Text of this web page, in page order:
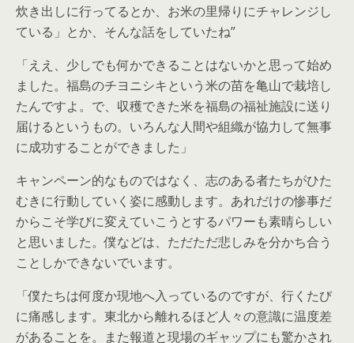
炊き出しに行ってるとか、お米の里帰りにチャレンジし
ている」とか、そんな話をしていたね”
「ええ、少しでも何かできることはないかと思って始め
ました。福島のチヨニシキという米の苗を亀山で栽培し
たんですよ。で、収穫できた米を福島の福祉施設に送り
届けるというもの。いろんな人間や組織が協力して無事
に成功することができました」
キャンペーン的なものではなく、志のある者たちがひた
むきに行動していく姿に感動します。あれだけの惨事だ
からこそ学びに変えていこうとするパワーも素晴らしい
と思いました。僕などは、ただただ悲しみを分かち合う
ことしかできないでいます。
「僕たちは何度か現地へ入っているのですが、行くたび
に痛感します。東北から離れるほど人々の意識に温度差
があることを。また報道と現場のギャップにも驚かされ